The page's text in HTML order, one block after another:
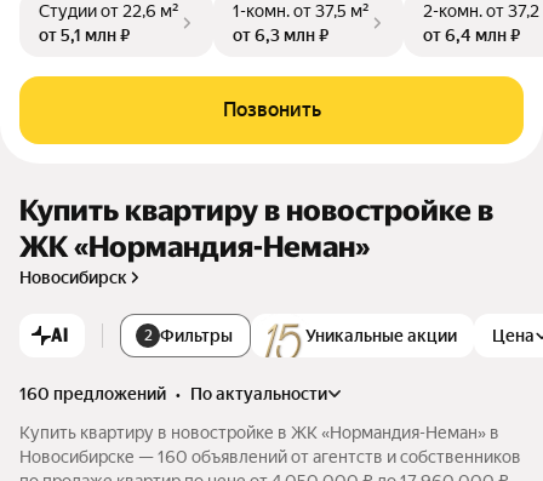
Студииот 22,6 м²
от 5,1 млн ₽
1-комн.от 37,5 м²
от 6,3 млн ₽
2-комн.от
от 6,4 млн ₽
Позвонить
Купить квартиру в новостройке в
ЖК «Нормандия-Неман»
Новосибирск
AI 2 Фильтры Уникальные акции Цена
160 предложений •
по актуальности
Купить квартиру в новостройке в ЖК «Нормандия-Неман» в
Новосибирске — 160 объявлений от агентств и собственников